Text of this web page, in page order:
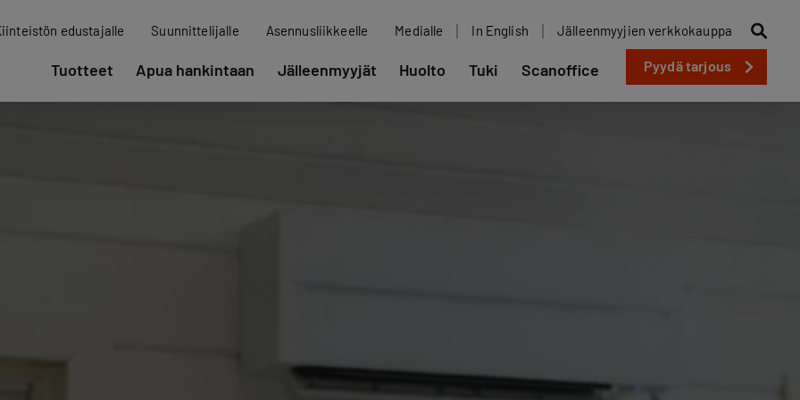
edustajalle Suunnittelijalle Asennusliikkeelle Medialle In English Jälleenmyyjien verkkokauppa
Tuotteet Apua hankintaan Jälleenmyyjät Huolto Tuki Scanoffice Pyydä tarjous